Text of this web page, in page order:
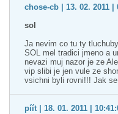
chose-cb | 13. 02. 2011 |
sol
Ja nevim co tu ty
SOL mel tradici jmeno a
nevazi muj nazor je ze
vip slibi je jen vule ze
vsichni byli rovni!!! Jak
píít | 18. 01. 2011 |